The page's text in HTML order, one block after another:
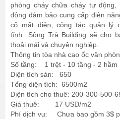
phòng cháy chữa cháy tự
động đảm bảo cung cấp điện
cố mất điện, công tác quản lý
tĩnh...Sông Trà Building sẽ cho
thoải mái và chuyên nghiệp.
Thông tin tòa nhà cao ốc văn
Số tầng: 1 trệt - 10 tầng - 2 hầm
Diện tích sàn: 650
Tổng diện tích: 6500m2
Diện tích cho thuê: 200-300-500-
Giá thuê: 17 USD/m2
Phí dịch vụ: Chưa bao gồm 3$